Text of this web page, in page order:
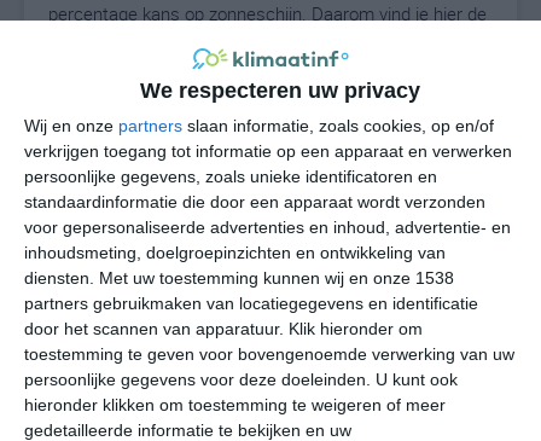
We respecteren uw privacy
Wij en onze partners slaan informatie, zoals cookies, op en/of
verkrijgen toegang tot informatie op een apparaat en verwerken
persoonlijke gegevens, zoals unieke identificatoren en
standaardinformatie die door een apparaat wordt verzonden
voor gepersonaliseerde advertenties en inhoud, advertentie- en
inhoudsmeting, doelgroepinzichten en ontwikkeling van
diensten.
Met uw toestemming kunnen wij en onze 1538
partners gebruikmaken van locatiegegevens en identificatie
door het scannen van apparatuur. Klik hieronder om
toestemming te geven voor bovengenoemde verwerking van uw
persoonlijke gegevens voor deze doeleinden. U kunt ook
hieronder klikken om toestemming te weigeren of meer
gedetailleerde informatie te bekijken en uw
percentage kans op zonneschijn. Daarom vind je hier de
uitgebreide weersvoorspelling voor Aldealcorvo.
30°C
vr
34°
za zo
33° 17°
ma
32° 13°
30°C 23°C 19°C